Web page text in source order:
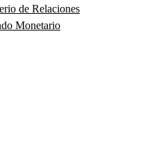
de Relaciones
Monetario